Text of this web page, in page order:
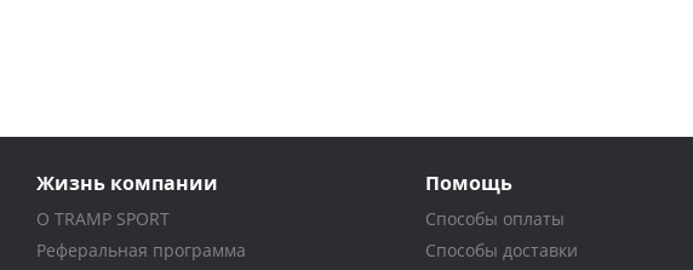
Жизнь компании
О TRAMP SPORT
Реферальная программа
Помощь
Способы оплаты
Способы доставки